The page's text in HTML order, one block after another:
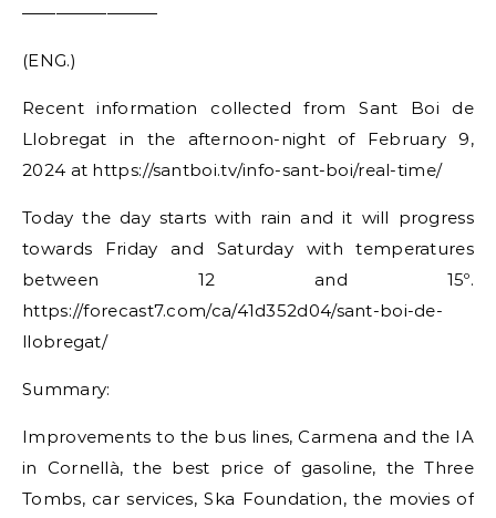
————————
(ENG.)
Recent information collected from Sant Boi de
Llobregat in the afternoon-night of February 9,
2024 at https://santboi.tv/info-sant-boi/real-time/
Today the day starts with rain and it will progress
towards Friday and Saturday with temperatures
between 12 and 15º.
https://forecast7.com/ca/41d352d04/sant-boi-de-
llobregat/
Summary:
Improvements to the bus lines, Carmena and the IA
in Cornellà, the best price of gasoline, the Three
Tombs, car services, Ska Foundation, the movies of